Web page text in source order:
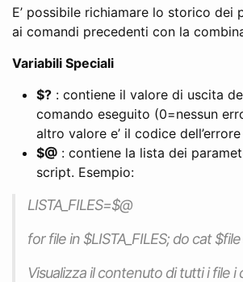
E’ possibile richiamare lo storico dei
ai comandi precedenti con la
Variabili Speciali
$? : contiene il valore di uscita
comando eseguito (0=nessun
altro valore e’ il codice
$@ : contiene la lista dei
script. Esempio:
LISTA_FILES=$@
for file in $LISTA_FILES; do cat
Visualizza il contenuto di tutti i file i